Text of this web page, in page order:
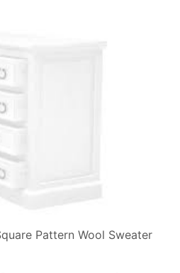
Pattern Wool Sweater